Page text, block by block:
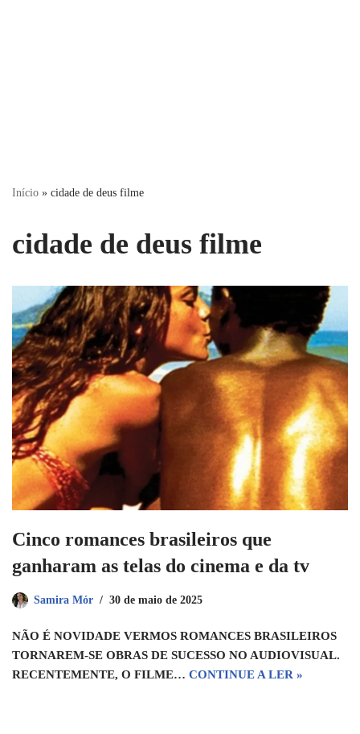
Início » cidade de deus filme
cidade de deus filme
Cinco romances brasileiros que
ganharam as telas do cinema e da tv
Samira Mór 30 de maio de 2025
NÃO É NOVIDADE VERMOS ROMANCES BRASILEIROS
TORNAREM-SE OBRAS DE SUCESSO NO AUDIOVISUAL.
RECENTEMENTE, O FILME… CONTINUE A LER »